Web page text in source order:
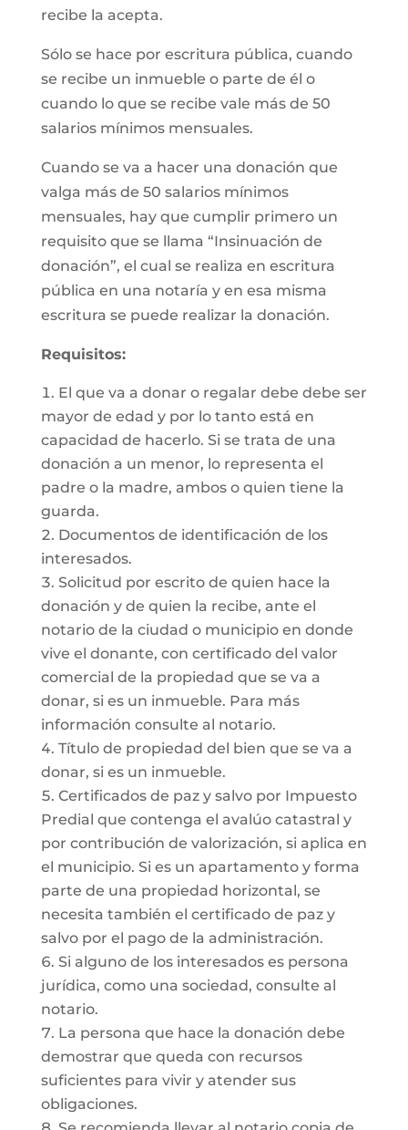
recibe la acepta.
Sólo se hace por escritura pública, cuando
se recibe un inmueble o parte de él o
cuando lo que se recibe vale más de 50
salarios mínimos mensuales.
Cuando se va a hacer una donación que
valga más de 50 salarios mínimos
mensuales, hay que cumplir primero un
requisito que se llama “Insinuación de
donación”, el cual se realiza en escritura
pública en una notaría y en esa misma
escritura se puede realizar la donación.
Requisitos:
El que va a donar o regalar debe debe ser
mayor de edad y por lo tanto está en
capacidad de hacerlo. Si se trata de una
donación a un menor, lo representa el
padre o la madre, ambos o quien tiene la
guarda.
Documentos de identificación de los
interesados.
Solicitud por escrito de quien hace la
donación y de quien la recibe, ante el
notario de la ciudad o municipio en donde
vive el donante, con certificado del valor
comercial de la propiedad que se va a
donar, si es un inmueble. Para más
información consulte al notario.
Título de propiedad del bien que se va a
donar, si es un inmueble.
Certificados de paz y salvo por Impuesto
Predial que contenga el avalúo catastral y
por contribución de valorización, si aplica en
el municipio. Si es un apartamento y forma
parte de una propiedad horizontal, se
necesita también el certificado de paz y
salvo por el pago de la administración.
Si alguno de los interesados es persona
jurídica, como una sociedad, consulte al
notario.
La persona que hace la donación debe
demostrar que queda con recursos
suficientes para vivir y atender sus
obligaciones.